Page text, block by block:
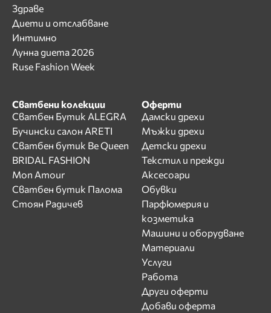
Здраве
Диети и отслабване
Интимно
Лунна диета 2026
Ruse Fashion Week
Сватбени колекции
Сватбен Бутик ALEGRA
Бучински салон ARETI
Сватбен бутик Be Queen
BRIDAL FASHION
Mon Amour
Сватбен бутик Палома
Стоян Радичев
Оферти
Дамски дрехи
Мъжки дрехи
Детски дрехи
Текстил и прежди
Аксесоари
Обувки
Парфюмерия и
козметика
Машини и оборудване
Материали
Услуги
Работа
Други оферти
Добави оферта